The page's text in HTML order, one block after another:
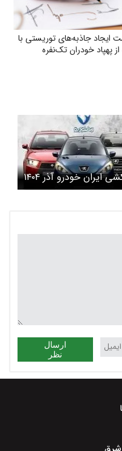
ایجاد جاذبه‌های توریستی با
از پهپاد خودران تک‌نفره
قرعه کشی ایران خودرو آذر ۱۴۰۴
شد/ برای مشاهده نتایج
ارسال
نظر